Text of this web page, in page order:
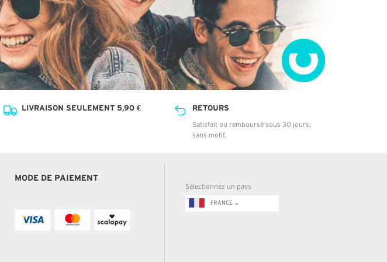
LIVRAISON SEULEMENT 5,90 € RETOURS
Satisfait ou remboursé sous 30 jours,
sans motif.
MODE DE PAIEMENT
Sélectionnez un pays
FRANCE